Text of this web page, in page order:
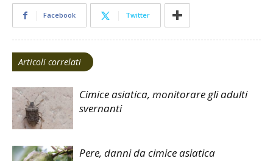
Facebook Twitter
Articoli correlati
Cimice asiatica, monitorare gli adulti
svernanti
Pere, danni da cimice asiatica